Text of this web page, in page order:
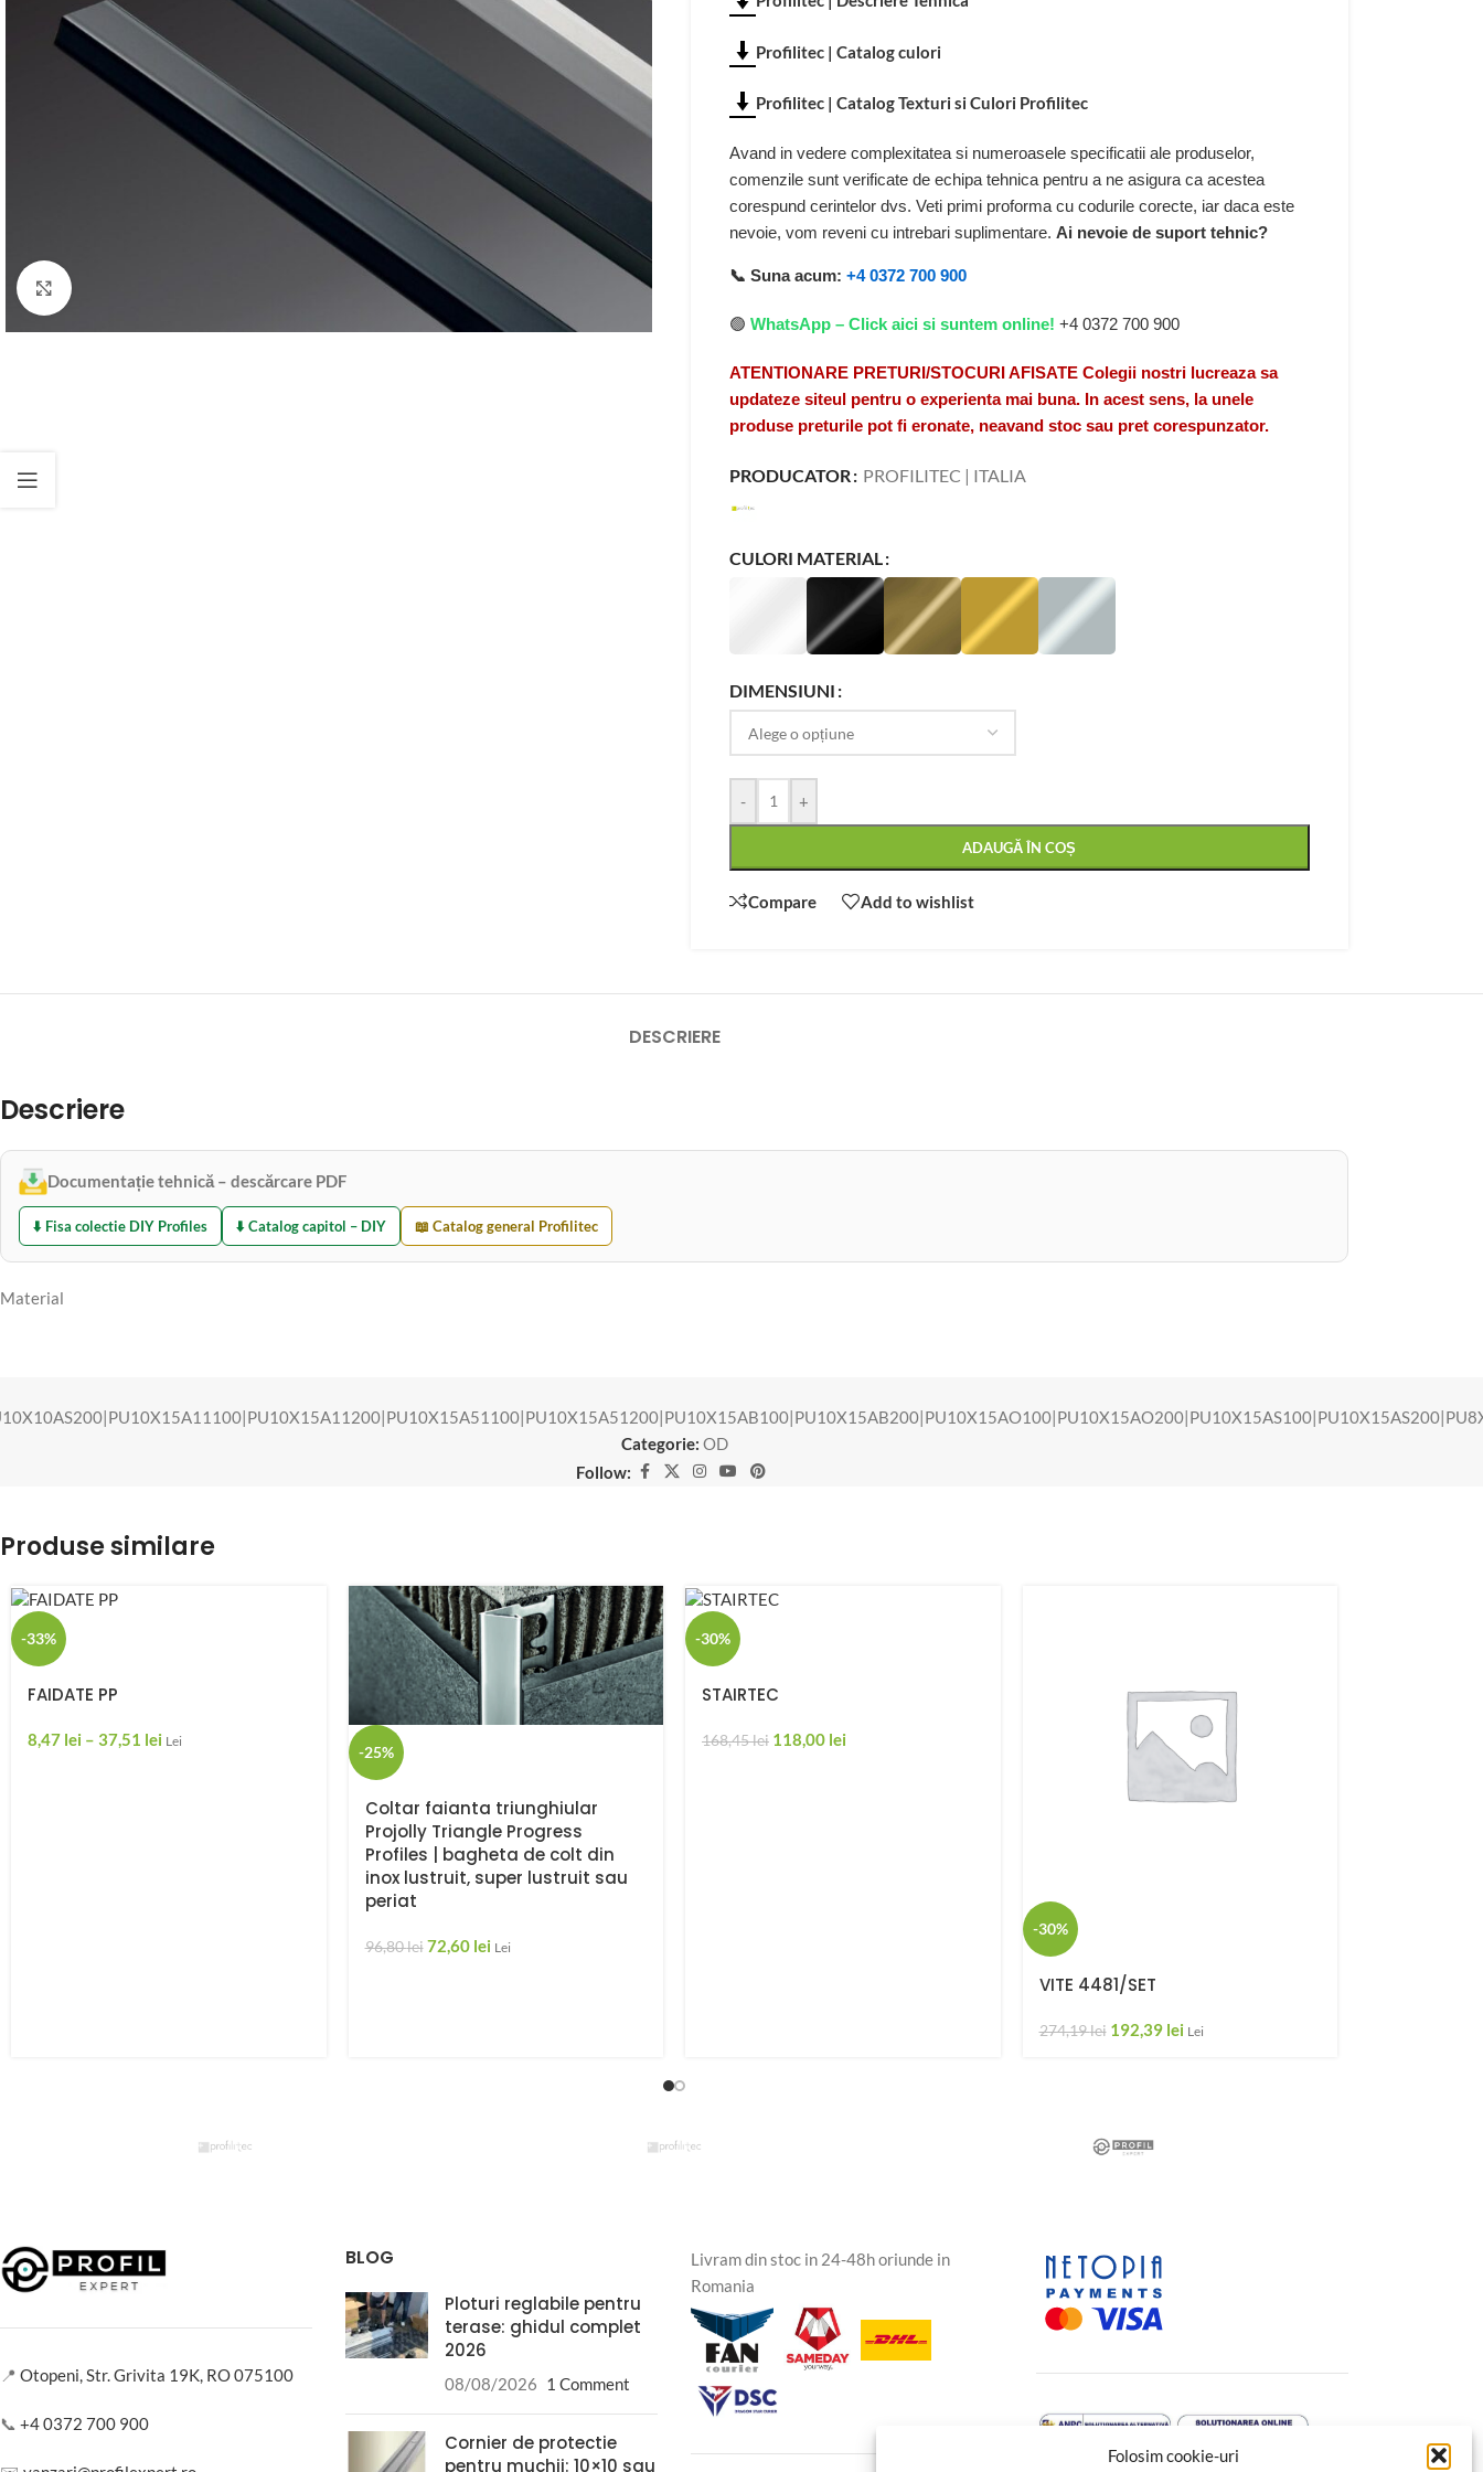
Folosim cookie-uri
Profilitec | Catalog culori
Profilitec | Catalog Texturi si Culori Profilitec
Avand in vedere complexitatea si numeroasele specificatii ale produselor,
comenzile sunt verificate de echipa tehnica pentru a ne asigura ca acestea
corespund cerintelor dvs. Veti primi proforma cu codurile corecte, iar daca este
nevoie, vom reveni cu intrebari suplimentare. Ai nevoie de suport tehnic?
📞 Suna acum: +4 0372 700 900
🟢 WhatsApp – Click aici si suntem online! +4 0372 700 900
ATENTIONARE PRETURI/STOCURI AFISATE Colegii nostri lucreaza sa
updateze siteul pentru o experienta mai buna. In acest sens, la unele
produse preturile pot fi eronate, neavand stoc sau pret corespunzator.
PRODUCATOR PROFILITEC | ITALIA
CULORI MATERIAL
DIMENSIUNI
- +
ADAUGĂ ÎN COȘ
Compare Add to wishlist
DESCRIERE
Descriere
Documentație tehnică – descărcare PDF
⬇️ Fisa colectie DIY Profiles ⬇️ Catalog capitol – DIY 📖 Catalog general Profilitec
Material
Categorie: OD
Follow:
Produse similare
-33%
FAIDATE PP
8,47 lei – 37,51 lei Lei
-25%
Coltar faianta triunghiular
Projolly Triangle Progress
Profiles | bagheta de colt din
inox lustruit, super lustruit sau
periat
96,80lei 72,60 lei Lei
-30%
STAIRTEC
168,45lei 118,00 lei
-30%
VITE 4481/SET
274,19lei 192,39 lei Lei
📍 Otopeni, Str. Grivita 19K, RO 075100
📞 +4 0372 700 900
BLOG
Ploturi reglabile pentru
terase: ghidul complet
2026
08/08/2026 1 Comment
Cornier de protectie
pentru muchii: 10×10 sau
Livram din stoc in 24-48h oriunde in
Romania